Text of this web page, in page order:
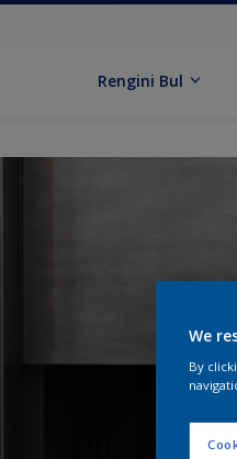
Rengini Bul
We
By